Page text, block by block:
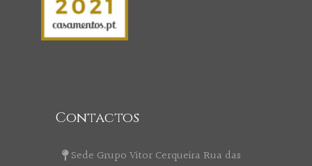
Contactos
Sede Grupo Vitor Cerqueira Rua das